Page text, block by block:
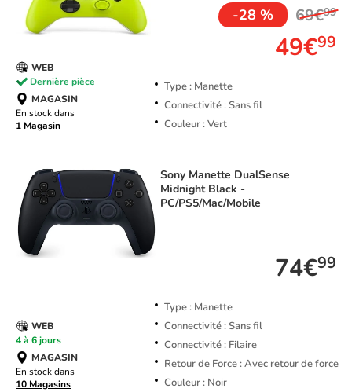
-28 % 69€99
49€99
Type : Manette
Connectivité : Sans fil
Couleur : Vert
WEB
Dernière pièce
MAGASIN
En stock dans
1 Magasin
Sony Manette DualSense
Midnight Black -
PC/PS5/Mac/Mobile
74€99
Type : Manette
Connectivité : Sans fil
Connectivité : Filaire
Retour de Force : Avec retour de force
Couleur : Noir
WEB
4 à 6 jours
MAGASIN
En stock dans
10 Magasins